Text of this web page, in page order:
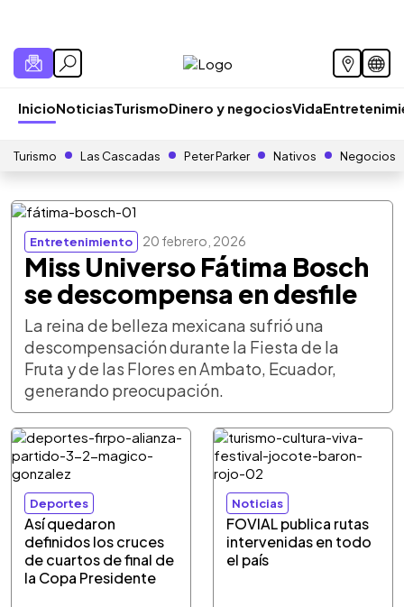
InicioNoticiasTurismoDinero y negociosVida
Turismo Las Cascadas Peter Parker Nativos Negocios
Entretenimiento 20 febrero, 2026
Miss Universo Fátima Bosch
se descompensa en desfile
La reina de belleza mexicana sufrió una
descompensación durante la Fiesta de la
Fruta y de las Flores en Ambato, Ecuador,
generando preocupación.
Deportes
Así quedaron
definidos los cruces
de cuartos de final de
la Copa Presidente
Noticias
FOVIAL publica rutas
intervenidas en todo
el país